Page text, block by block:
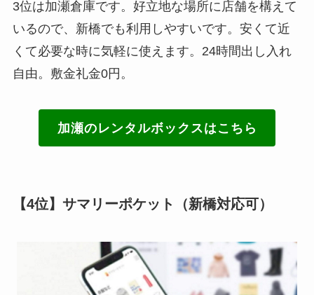
3位は加瀬倉庫です。好立地な場所に店舗を構えて
いるので、新橋でも利用しやすいです。安くて近
くて必要な時に気軽に使えます。24時間出し入れ
自由。敷金礼金0円。
加瀬のレンタルボックスはこちら
【4位】サマリーポケット（新橋対応可）